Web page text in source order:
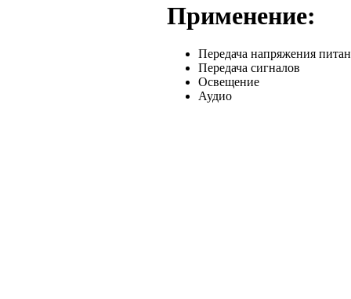
Применение:
Передача напряжения
Передача сигналов
Освещение
Аудио